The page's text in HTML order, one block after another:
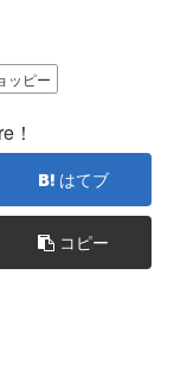
ッピー
！
はてブ
コピー